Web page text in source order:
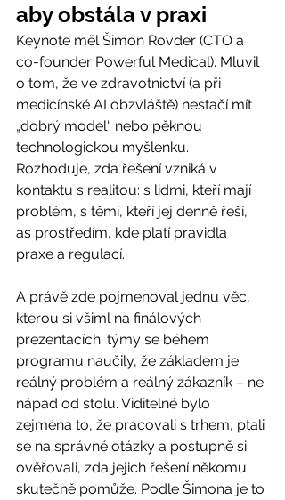
aby obstála v praxi
Keynote měl Šimon Rovder (CTO a
co-founder Powerful Medical). Mluvil
o tom, že ve zdravotnictví (a při
medicínské AI obzvláště) nestačí mít
„dobrý model“ nebo pěknou
technologickou myšlenku.
Rozhoduje, zda řešení vzniká v
kontaktu s realitou: s lidmi, kteří mají
problém, s těmi, kteří jej denně řeší,
as prostředím, kde platí pravidla
praxe a regulací.
A právě zde pojmenoval jednu věc,
kterou si všiml na finálových
prezentacích: týmy se během
programu naučily, že základem je
reálný problém a reálný zákazník – ne
nápad od stolu. Viditelné bylo
zejména to, že pracovali s trhem, ptali
se na správné otázky a postupně si
ověřovali, zda jejich řešení někomu
skutečně pomůže. Podle Šimona je to